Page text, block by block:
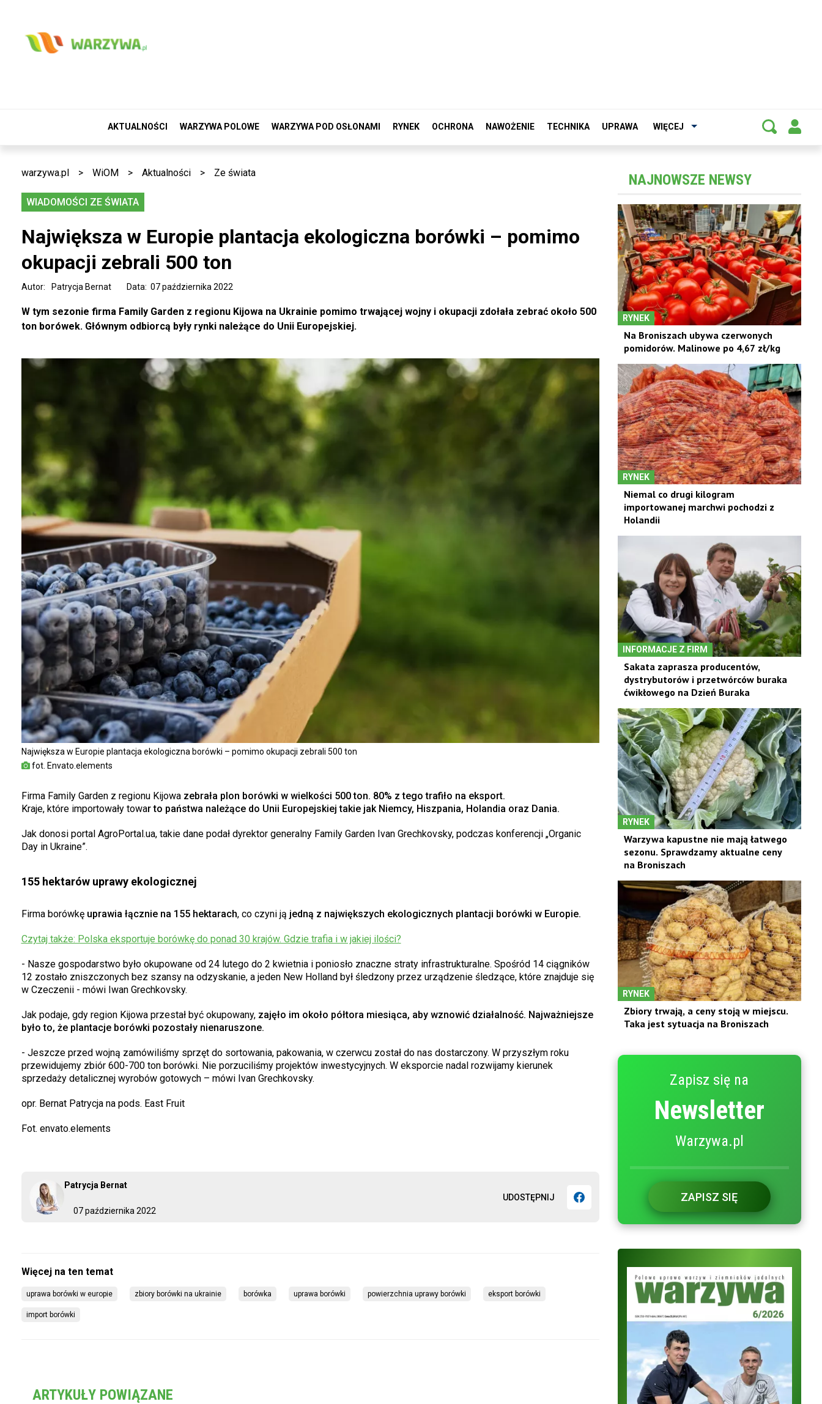
AKTUALNOŚCI WARZYWA POLOWE WARZYWA POD OSŁONAMI RYNEK OCHRONA NAWOŻENIE TECHNIKA UPRAWA WIĘCEJ
warzywa.pl > WiOM > Aktualności > Ze świata
Największa w Europie plantacja ekologiczna borówki – pomimo okupacji zebrali 500 ton
fot. Envato.elements
WIADOMOŚCI ZE ŚWIATA
Największa w Europie plantacja ekologiczna borówki – pomimo
okupacji zebrali 500 ton
Data: 07 października 2022
Autor: Patrycja Bernat
07 października 2022
Patrycja Bernat
UDOSTĘPNIJ
W tym sezonie firma Family Garden z regionu Kijowa na Ukrainie pomimo trwającej wojny i okupacji zdołała zebrać około 500
ton borówek. Głównym odbiorcą były rynki należące do Unii Europejskiej.
Firma Family Garden z regionu Kijowa zebrała plon borówki w wielkości 500 ton. 80% z tego trafiło na eksport.
Kraje, które importowały towar to państwa należące do Unii Europejskiej takie jak Niemcy, Hiszpania, Holandia oraz Dania.
Jak donosi portal AgroPortal.ua, takie dane podał dyrektor generalny Family Garden Ivan Grechkovsky, podczas konferencji „Organic
Day in Ukraine”.
155 hektarów uprawy ekologicznej
Firma borówkę uprawia łącznie na 155 hektarach, co czyni ją jedną z największych ekologicznych plantacji borówki w Europie.
Czytaj także: Polska eksportuje borówkę do ponad 30 krajów. Gdzie trafia i w jakiej ilości?
- Nasze gospodarstwo było okupowane od 24 lutego do 2 kwietnia i poniosło znaczne straty infrastrukturalne. Spośród 14 ciągników
12 zostało zniszczonych bez szansy na odzyskanie, a jeden New Holland był śledzony przez urządzenie śledzące, które znajduje się
w Czeczenii - mówi Iwan Grechkovsky.
Jak podaje, gdy region Kijowa przestał być okupowany,zajęło im około półtora miesiąca, aby wznowić działalność. Najważniejsze
było to, że plantacje borówki pozostały nienaruszone.
- Jeszcze przed wojną zamówiliśmy sprzęt do sortowania, pakowania, w czerwcu został do nas dostarczony. W przyszłym roku
przewidujemy zbiór 600-700 ton borówki. Nie porzuciliśmy projektów inwestycyjnych. W eksporcie nadal rozwijamy kierunek
sprzedaży detalicznej wyrobów gotowych – mówi Ivan Grechkovsky.
opr. Bernat Patrycja na pods. East Fruit
Fot. envato.elements
uprawa borówki w europie zbiory borówki na ukrainie borówka uprawa borówki powierzchnia uprawy borówki eksport borówki
import borówki
ARTYKUŁY POWIĄZANE
NAJNOWSZE NEWSY
RYNEK
Na Broniszach ubywa czerwonych
pomidorów. Malinowe po 4,67 zł/kg
RYNEK
Niemal co drugi kilogram
importowanej marchwi pochodzi z
Holandii
INFORMACJE Z FIRM
Sakata zaprasza producentów,
dystrybutorów i przetwórców buraka
ćwikłowego na Dzień Buraka
RYNEK
Warzywa kapustne nie mają łatwego
sezonu. Sprawdzamy aktualne ceny
na Broniszach
RYNEK
Zbiory trwają, a ceny stoją w miejscu.
Taka jest sytuacja na Broniszach
Zapisz się na
Newsletter
Warzywa.pl
ZAPISZ SIĘ